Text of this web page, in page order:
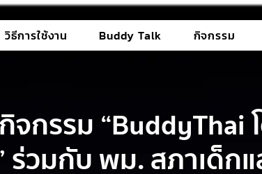
วิธีการใช้งาน Buddy Talk กิจกรรม
จกรรม “BuddyThai
วมกับ พม. สภาเด็กแ